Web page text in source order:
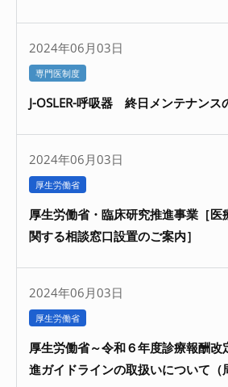
2024年06月03日
専門医制度
J-OSLER-呼吸器 終日メンテナンス
2024年06月03日
厚生労働省
厚生労働省・臨床研究推進事業［医
関する相談窓口設置のご案内］
2024年06月03日
厚生労働省
厚生労働省～令和６年度診療報酬改
進ガイドラインの取扱いについて（